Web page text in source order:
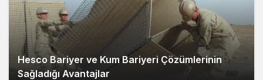
Hesco Bariyer ve Kum Bariyeri Çözümlerinin
Sağladığı Avantajlar